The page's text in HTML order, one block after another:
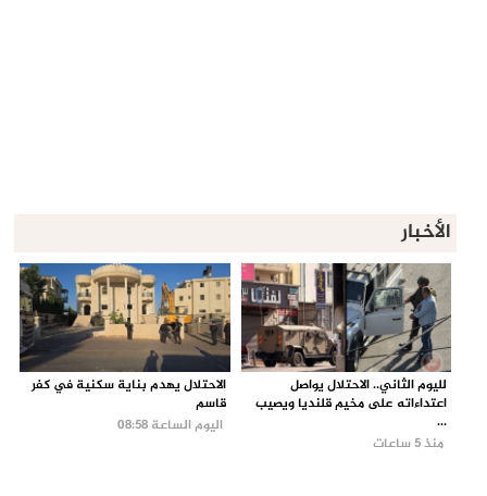
الأخبار
لليوم الثاني.. الاحتلال يواصل
اعتداءاته على مخيم قلنديا ويصيب
...
منذ 5 ساعات
الاحتلال يهدم بناية سكنية في كفر
قاسم
اليوم الساعة 08:58